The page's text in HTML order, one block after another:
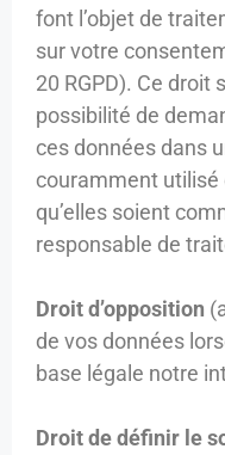
font l’objet de
sur votre
20 RGPD). Ce droit
possibilité de
ces données dans
couramment utilisé
qu’elles soient
responsable de
Droit d’opposition
de vos données
base légale notre
Droit de définir le